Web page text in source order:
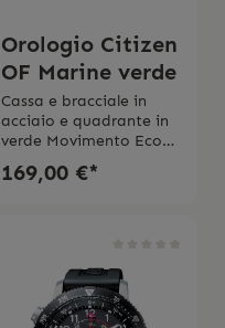
Orologio Citizen
OF Marine verde
Cassa e bracciale in
acciaio e quadrante in
verde Movimento Eco
Drive a carica
luce Diametro cassa 41
169,00 €*